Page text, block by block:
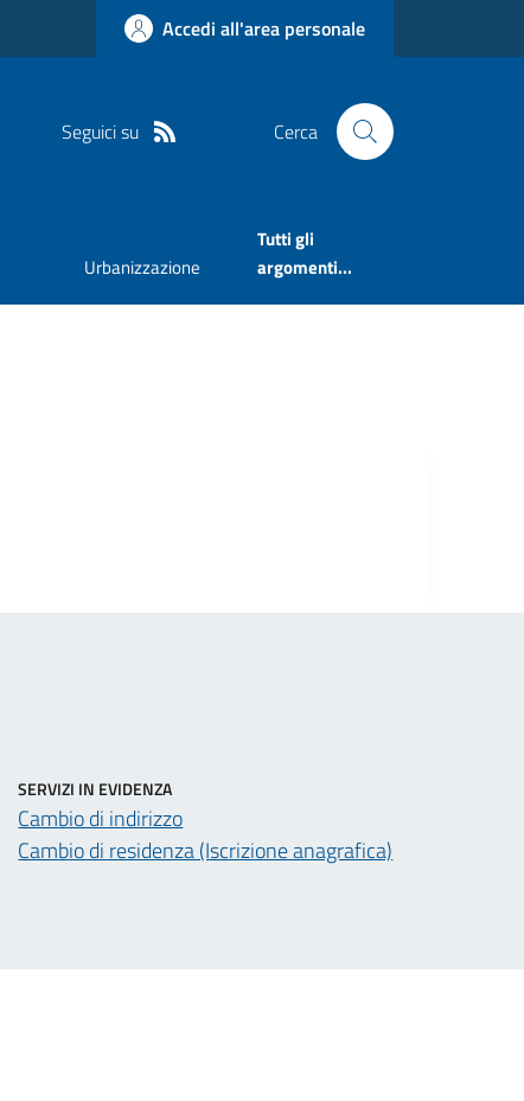
Accedi all'area personale
Seguici su Cerca
Urbanizzazione
Tutti gli
argomenti...
SERVIZI IN EVIDENZA
Cambio di indirizzo
Cambio di residenza (Iscrizione anagrafica)